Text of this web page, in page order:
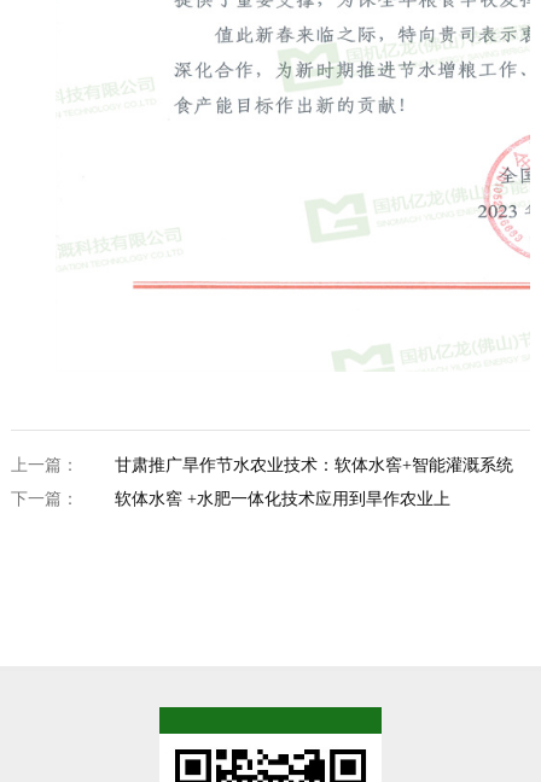
上一篇：
甘肃推广旱作节水农业技术：软体水窖+智能灌溉系统
下一篇：
软体水窖 +水肥一体化技术应用到旱作农业上